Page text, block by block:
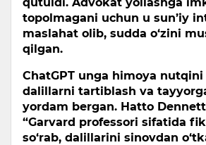
topolmagani uchun u sun’iy
maslahat olib, sudda o‘zini
qilgan.
ChatGPT unga himoya
dalillarni tartiblash va
yordam bergan. Hatto Dennett
“Garvard professori sifatida
so‘rab, dalillarini sinovdan